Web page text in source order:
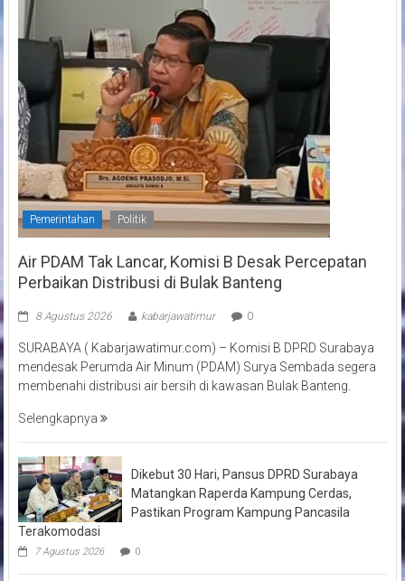
Pemerintahan Politik
Air PDAM Tak Lancar, Komisi B Desak Percepatan
Perbaikan Distribusi di Bulak Banteng
8 Agustus 2026 kabarjawatimur 0
SURABAYA ( Kabarjawatimur.com) – Komisi B DPRD Surabaya
mendesak Perumda Air Minum (PDAM) Surya Sembada segera
membenahi distribusi air bersih di kawasan Bulak Banteng.
Selengkapnya
Dikebut 30 Hari, Pansus DPRD Surabaya
Matangkan Raperda Kampung Cerdas,
Pastikan Program Kampung Pancasila
Terakomodasi
7 Agustus 2026 0